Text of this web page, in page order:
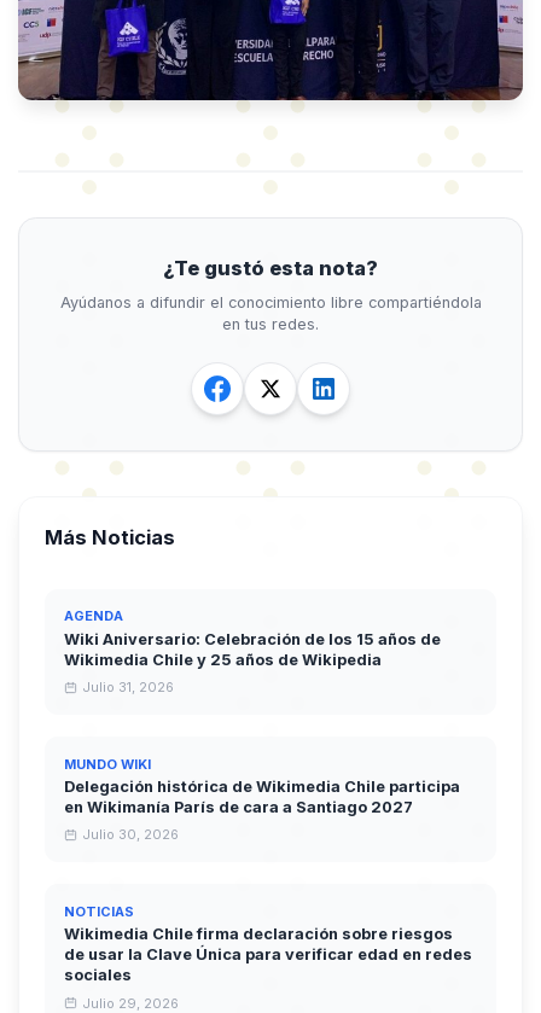
¿Te gustó esta nota?
Ayúdanos a difundir el conocimiento libre compartiéndola
en tus redes.
Más Noticias
AGENDA
Wiki Aniversario: Celebración de los 15 años de
Wikimedia Chile y 25 años de Wikipedia
Julio 31, 2026
MUNDO WIKI
Delegación histórica de Wikimedia Chile participa
en Wikimanía París de cara a Santiago 2027
Julio 30, 2026
NOTICIAS
Wikimedia Chile firma declaración sobre riesgos
de usar la Clave Única para verificar edad en redes
sociales
Julio 29, 2026